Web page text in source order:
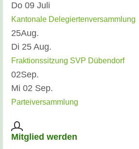
Do 09 Juli
Kantonale Delegiertenversammlung
25Aug.
Di 25 Aug.
Fraktionssitzung SVP Dübendorf
02Sep.
Mi 02 Sep.
Parteiversammlung
Mitglied werden